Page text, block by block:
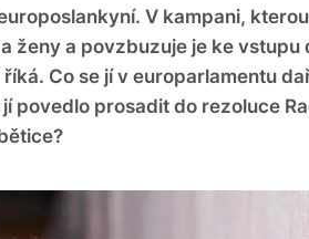
V kampani, kterou
ženy a povzbuzuje je ke vstupu
Co se jí v europarlamentu
povedlo prosadit do rezoluce